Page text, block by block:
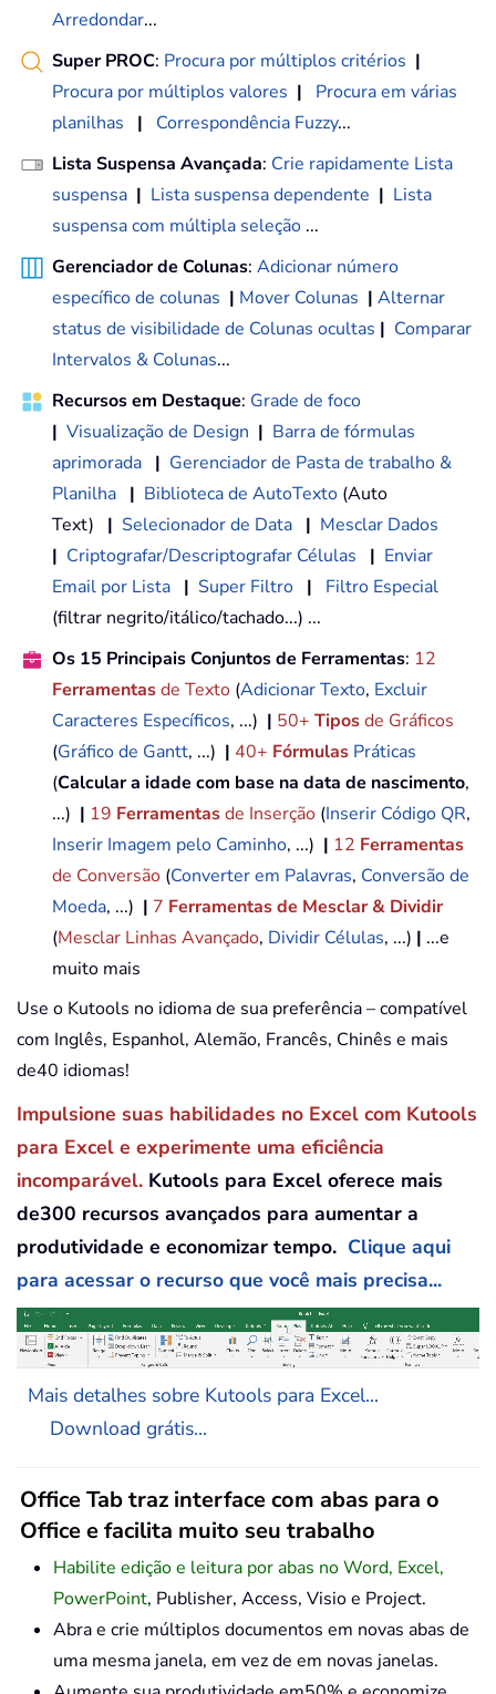
Arredondar...
Super PROC: Procura por múltiplos critérios |
Procura por múltiplos valores |
Procura em várias
planilhas
| Correspondência Fuzzy...
Lista Suspensa Avançada: Crie rapidamente Lista
suspensa | Lista suspensa dependente | Lista
suspensa com múltipla seleção ...
Gerenciador de Colunas: Adicionar número
específico de colunas | Mover Colunas | Alternar
status de visibilidade de Colunas ocultas | Comparar
Intervalos & Colunas...
Recursos em Destaque: Grade de foco
| Visualização de Design | Barra de fórmulas
aprimorada | Gerenciador de Pasta de trabalho &
Planilha | Biblioteca de AutoTexto (Auto
Text) | Selecionador de Data | Mesclar Dados
| Criptografar/Descriptografar Células | Enviar
Email por Lista | Super Filtro |
Filtro Especial
(filtrar negrito/itálico/tachado...) ...
Os 15 Principais Conjuntos de Ferramentas: 12
Ferramentasde Texto (Adicionar Texto, Excluir
Caracteres Específicos, ...) | 50+ Tiposde Gráficos
(Gráfico de Gantt, ...) | 40+ Fórmulas Práticas
(Calcular a idade com base na data de nascimento,
...) | 19 Ferramentasde Inserção (Inserir Código QR,
Inserir Imagem pelo Caminho, ...) | 12 Ferramentas
de Conversão (Converter em Palavras, Conversão de
Moeda, ...) | 7 Ferramentas de Mesclar & Dividir
(Mesclar Linhas Avançado, Dividir Células, ...) | ...e
muito mais
Use o Kutools no idioma de sua preferência – compatível
com Inglês, Espanhol, Alemão, Francês, Chinês e mais
de40 idiomas!
Impulsione suas habilidades no Excel com Kutools
para Excel e experimente uma eficiência
incomparável. Kutools para Excel oferece mais
de300 recursos avançados para aumentar a
produtividade e economizar tempo. Clique aqui
para acessar o recurso que você mais precisa...
Mais detalhes sobre Kutools para Excel...
Download grátis...
Office Tab traz interface com abas para o
Office e facilita muito seu trabalho
Habilite edição e leitura por abas no Word, Excel,
PowerPoint, Publisher, Access, Visio e Project.
Abra e crie múltiplos documentos em novas abas de
uma mesma janela, em vez de em novas janelas.